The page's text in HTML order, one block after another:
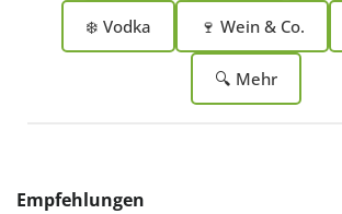
❄️ Vodka 🍷 Wein & Co.
🔍 Mehr
Produktgalerie überspringen
Empfehlungen